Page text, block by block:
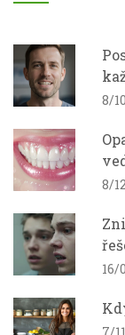
8/
8/
16/
7/